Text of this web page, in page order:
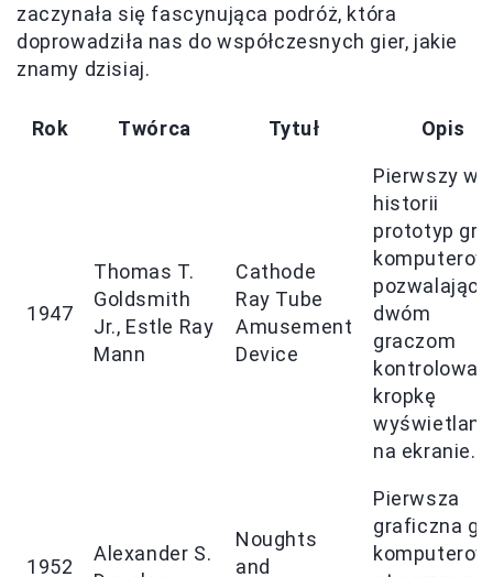
zaczynała się fascynująca podróż, która
doprowadziła nas do współczesnych gier, jakie
znamy dzisiaj.
Rok Twórca Tytuł Opis
1947
Thomas T.
Goldsmith
Jr., Estle Ray
Mann
Cathode
Ray Tube
Amusement
Device
Pierwszy w
historii
prototyp gry
pozwalająca
dwóm
graczom
kontrolować
kropkę
wyświetlaną
na ekranie.
1952
Alexander S.
Noughts
and
Pierwsza
graficzna